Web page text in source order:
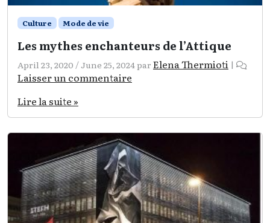
Culture Mode de vie
Les mythes enchanteurs de l’Attique
April 23, 2020 /June 25, 2024par Elena Thermioti |
Laisser un commentaire
Lire la suite »